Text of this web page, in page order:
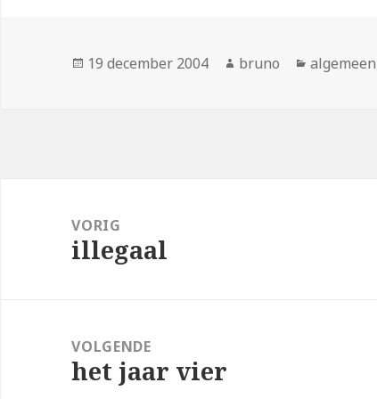
Geplaatst
19 december 2004 Auteur
bruno algemeen
navigatieVORIG
Vorig
illegaal
VOLGENDE
Volgend
het jaar vier